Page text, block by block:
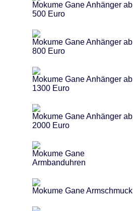
Mokume Gane Anhänger ab
500 Euro
Mokume Gane Anhänger ab
800 Euro
Mokume Gane Anhänger ab
1300 Euro
Mokume Gane Anhänger ab
2000 Euro
Mokume Gane
Armbanduhren
Mokume Gane Armschmuck